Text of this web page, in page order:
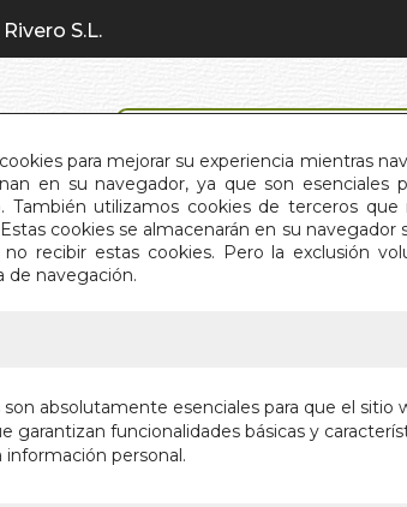
para mejorar su experiencia mientras
en su navegador, ya que son esenciales
También utilizamos cookies de terceros
cookies se almacenarán en su
recibir estas cookies. Pero la exclusión
de navegación.
son absolutamente esenciales para que el
garantizan funcionalidades básicas y
personal.
S.L.
INICIO QUIÉNES